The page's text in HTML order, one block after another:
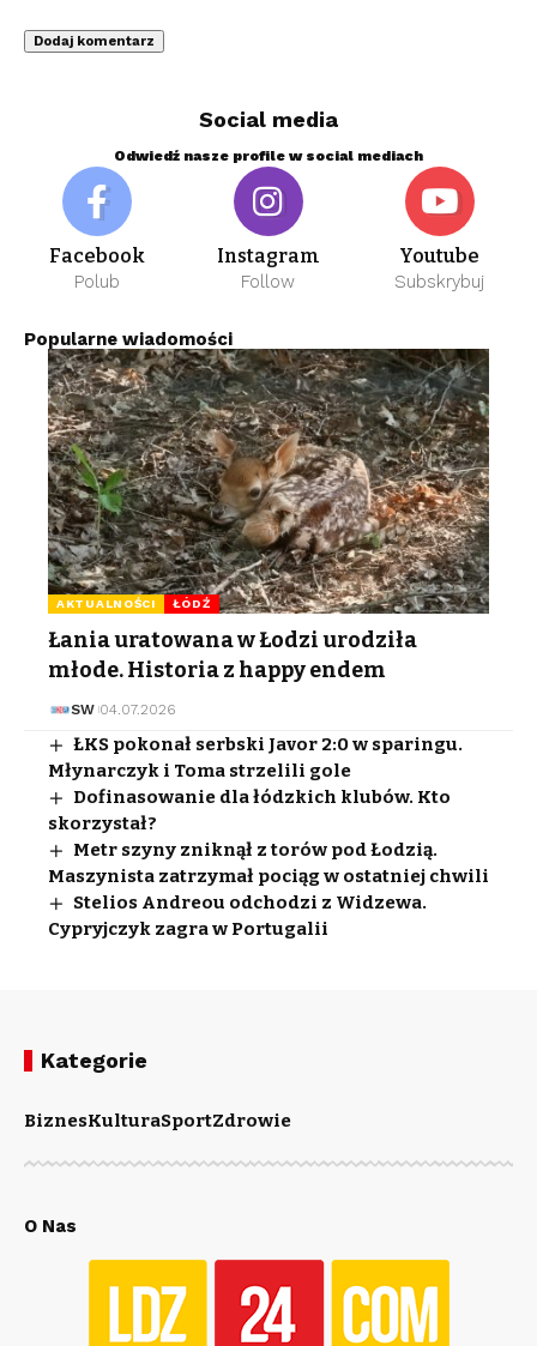
Social media
Odwiedź nasze profile w social mediach
Facebook
Polub
Instagram
Follow
Youtube
Subskrybuj
Popularne wiadomości
AKTUALNOŚCI ŁÓDŹ
Łania uratowana w Łodzi urodziła
młode. Historia z happy endem
SW 04.07.2026
ŁKS pokonał serbski Javor 2:0 w sparingu.
Młynarczyk i Toma strzelili gole
Dofinasowanie dla łódzkich klubów. Kto
skorzystał?
Metr szyny zniknął z torów pod Łodzią.
Maszynista zatrzymał pociąg w ostatniej chwili
Stelios Andreou odchodzi z Widzewa.
Cypryjczyk zagra w Portugalii
Kategorie
BiznesKulturaSportZdrowie
O Nas